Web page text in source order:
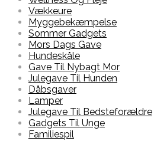
Vækkeure
Myggebekæmpelse
Sommer Gadgets
Mors Dags Gave
Hundeskåle
Gave Til Nybagt Mor
Julegave Til Hunden
Dåbsgaver
Lamper
Julegave Til Bedsteforældre
Gadgets Til Unge
Familiespil